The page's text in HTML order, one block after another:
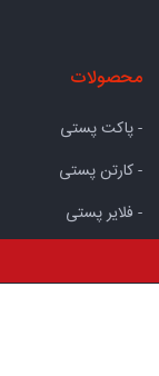
محصولات
- پاکت پستی
- کارتن پستی
- فلایر پستی